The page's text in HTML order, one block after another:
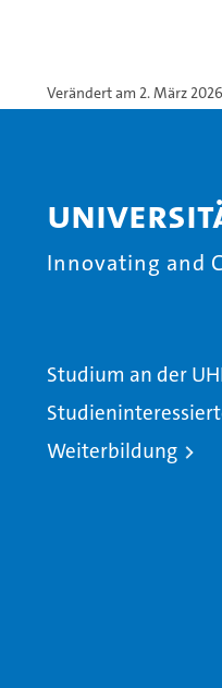
Verändert am 2. März 2026
Innovating and
Studium an der
Weiterbildung